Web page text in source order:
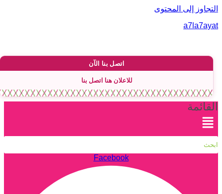
إلى المحتوى
اتصل بنا الآن
للاعلان هنا اتصل بنا
Facebook